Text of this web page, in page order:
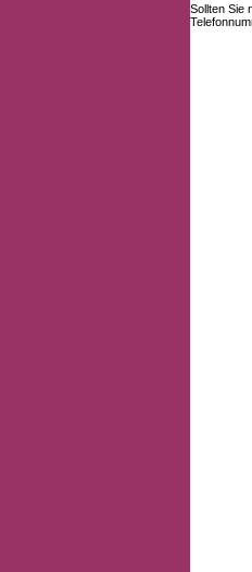
Sollten Sie